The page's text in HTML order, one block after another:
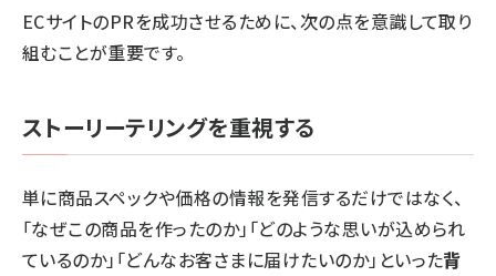
ECサイトのPRを成功させるために、次の点を意識して取り
組むことが重要です。
ストーリーテリングを重視する
単に商品スペックや価格の情報を発信するだけではなく、
「なぜこの商品を作ったのか」「どのような思いが込められ
ているのか」「どんなお客さまに届けたいのか」といった背